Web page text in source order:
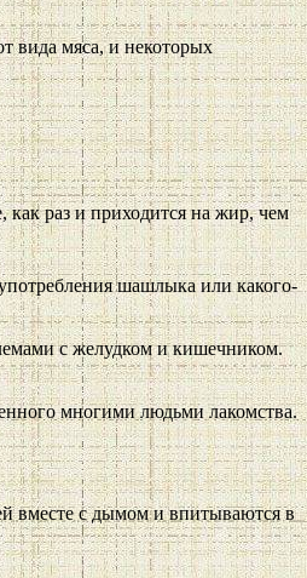
вида мяса, и некоторых
как раз и приходится на жир, чем
шашлыка или какого-
с желудком и кишечником.
многими людьми лакомства.
вместе с дымом и впитываются в